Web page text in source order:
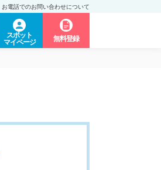
お電話でのお問い合わせについて
スポット
マイページ
無料登録